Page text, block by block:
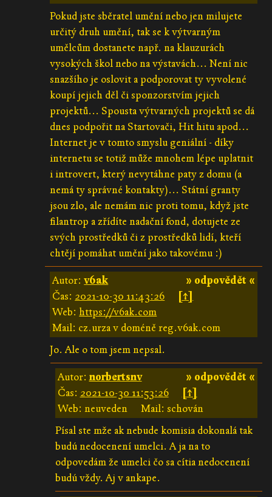
Pokud jste sběratel umění nebo jen milujete
určitý druh umění, tak se k výtvarným
umělcům dostanete např. na klauzurách
vysokých škol nebo na výstavách... Není nic
snazšího je oslovit a podporovat ty vyvolené
koupí jejich děl či sponzorstvím jejich
projektů... Spousta výtvarných projektů se dá
dnes podpořit na Startovači, Hit hitu apod...
Internet je v tomto smyslu geniální - díky
internetu se totiž může mnohem lépe uplatnit
i introvert, který nevytáhne paty z domu (a
nemá ty správné kontakty)... Státní granty
jsou zlo, ale nemám nic proti tomu, když jste
filantrop a zřídíte nadační fond, dotujete ze
svých prostředků či z prostředků lidí, kteří
chtějí pomáhat umění jako takovému :)
» odpovědět «
Autor:v6ak
Čas: 2021-10-30 11:43:26
[↑]
Web:https://v6ak.com
Mail: cz.urza v doméně reg.v6ak.com
Jo. Ale o tom jsem nepsal.
» odpovědět «
Autor:norbertsnv
Čas: 2021-10-30 11:53:26
[↑]
Web: neuveden
Mail: schován
Písal ste mže ak nebude komisia dokonalá tak
budú nedocenení umelci. A ja na to
odpovedám že umelci čo sa cítia nedocenení
budú vždy. Aj v ankape.